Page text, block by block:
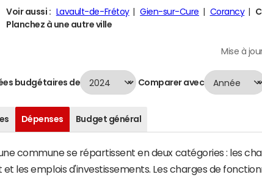
Voir aussi : Lavault-de-Frétoy Gien-sur-Cure Corancy
Planchez à une autre ville
Mise à
budgétaires de Comparer avec
Dépenses Budget général
commune se répartissent en deux catégories : les
les emplois d'investissements. Les charges de